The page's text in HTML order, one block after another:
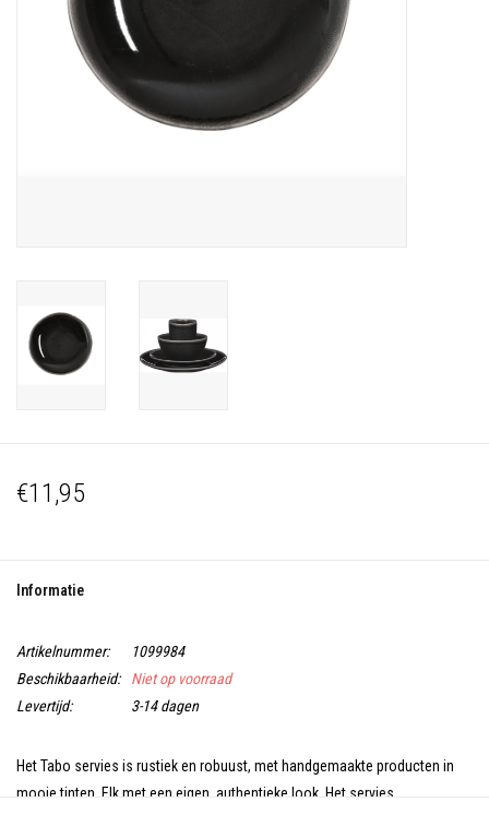
€11,95
Informatie
Artikelnummer:
1099984
Beschikbaarheid:
Niet op voorraad
Levertijd:
3-14 dagen
Het Tabo servies is rustiek en robuust, met handgemaakte producten in
mooie tinten. Elk met een eigen, authentieke look. Het servies